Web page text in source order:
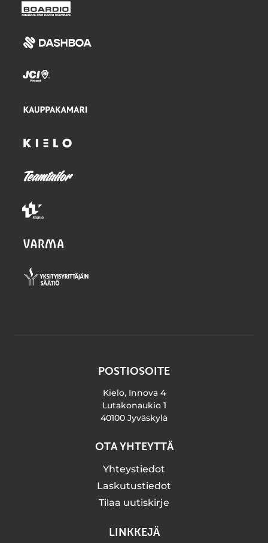
POSTIOSOITE
Kielo, Innova 4
Lutakonaukio 1
40100 Jyväskylä
OTA YHTEYTTÄ
Yhteystiedot
Laskutustiedot
Tilaa uutiskirje
LINKKEJÄ